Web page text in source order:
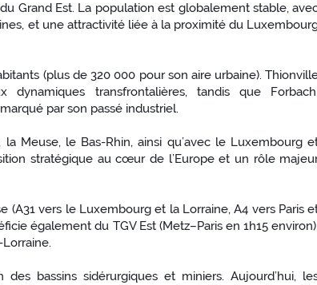
Grand Est. La population est globalement stable,
et une attractivité liée à la proximité du
(plus de 320 000 pour son aire urbaine).
transfrontalières, tandis que
par son passé industriel.
Meuse, le Bas-Rhin, ainsi qu’avec le Luxembourg
stratégique au cœur de l’Europe et un rôle
(A31 vers le Luxembourg et la Lorraine, A4 vers Paris
également du TGV Est (Metz–Paris en 1h15
bassins sidérurgiques et miniers. Aujourd’hui,